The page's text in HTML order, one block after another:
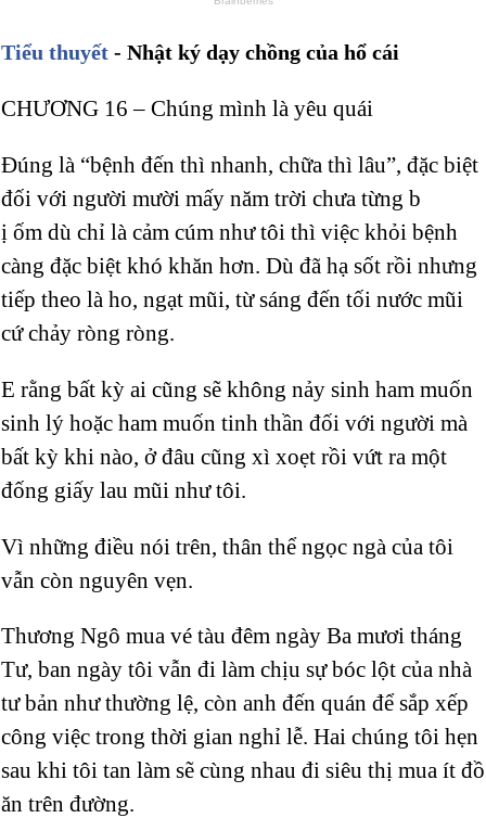
Tiểu thuyết - Nhật ký dạy chồng của hổ cái
CHƯƠNG 16 – Chúng mình là yêu quái
Đúng là “bệnh đến thì nhanh, chữa thì lâu”, đặc biệt
đối với người mười mấy năm trời chưa từng b
ị ốm dù chỉ là cảm cúm như tôi thì việc khỏi bệnh
càng đặc biệt khó khăn hơn. Dù đã hạ sốt rồi nhưng
tiếp theo là ho, ngạt mũi, từ sáng đến tối nước mũi
cứ chảy ròng ròng.
E rằng bất kỳ ai cũng sẽ không nảy sinh ham muốn
sinh lý hoặc ham muốn tinh thần đối với người mà
bất kỳ khi nào, ở đâu cũng xì xoẹt rồi vứt ra một
đống giấy lau mũi như tôi.
Vì những điều nói trên, thân thể ngọc ngà của tôi
vẫn còn nguyên vẹn.
Thương Ngô mua vé tàu đêm ngày Ba mươi tháng
Tư, ban ngày tôi vẫn đi làm chịu sự bóc lột của nhà
tư bản như thường lệ, còn anh đến quán để sắp xếp
công việc trong thời gian nghỉ lễ. Hai chúng tôi hẹn
sau khi tôi tan làm sẽ cùng nhau đi siêu thị mua ít đồ
ăn trên đường.